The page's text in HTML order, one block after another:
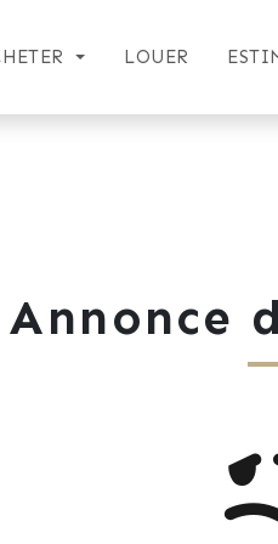
LOUER
Annonce